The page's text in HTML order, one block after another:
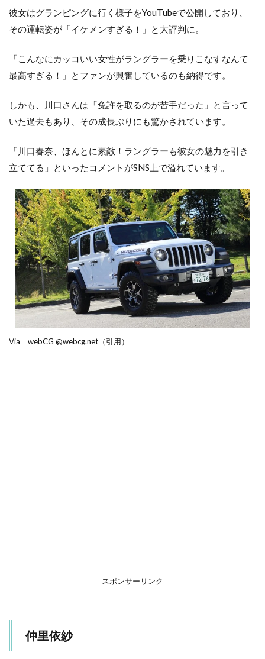
彼女はグランピングに行く様子をYouTubeで公開しており、
その運転姿が「イケメンすぎる！」と大評判に。
「こんなにカッコいい女性がラングラーを乗りこなすなんて
最高すぎる！」とファンが興奮しているのも納得です。
しかも、川口さんは「免許を取るのが苦手だった」と言って
いた過去もあり、その成長ぶりにも驚かされています。
「川口春奈、ほんとに素敵！ラングラーも彼女の魅力を引き
立ててる」といったコメントがSNS上で溢れています。
Via｜webCG @webcg.net（引用）
スポンサーリンク
仲里依紗